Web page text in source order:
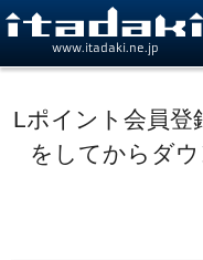
www.itadaki.ne.jp
Lポイント会員登
をしてからダ